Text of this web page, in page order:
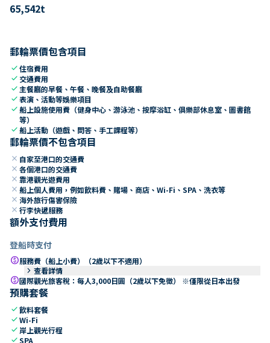
65,542t
郵輪票價包含項目
check住宿費用
check 交通費用
check 主餐廳的早餐、午餐、晚餐及自助餐廳
check表演、活動等娛樂項目
check船上設施使用費（健身中心、游泳池、按摩浴缸、俱樂部休息室、圖書館
等）
check船上活動（遊戲、問答、手工課程等）
郵輪票價不包含項目
close 自家至港口的交通費
close 各個港口的交通費
close 靠港觀光遊費用
close 船上個人費用，例如飲料費、賭場、商店、Wi-Fi、SPA、洗衣等
close 海外旅行傷害保險
close 行李快遞服務
額外支付費用
登船時支付
paid服務費（船上小費）（2歲以下不適用）
keyboard_arrow_right 查看詳情
paid國際觀光旅客稅：每人3,000日圓（2歲以下免徵） ※僅限從日本出發
預購套餐
check飲料套餐
checkWi-Fi
check 岸上觀光行程
checkSPA